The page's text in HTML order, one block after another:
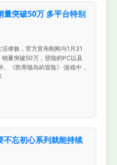
量突破50万 多平台特别
体验，官方宣布刚刚与1月31
量突破50万，登陆的PC以及
《凯蒂猫岛屿冒险》·游戏中，
不忘初心系列就能持续